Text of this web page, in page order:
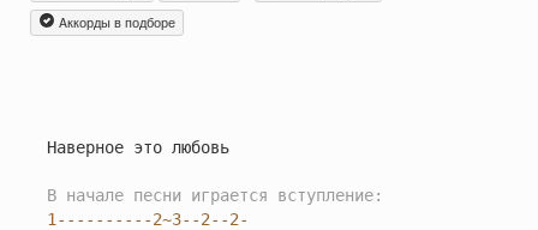
Aккорды в подборе
Наверное это любовь
В начале песни играется вступление:
1----------2~3--2--2-